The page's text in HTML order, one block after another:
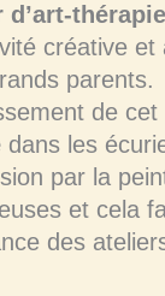
d’art-
créative
parents.
de
dans les
par la
et cela
des